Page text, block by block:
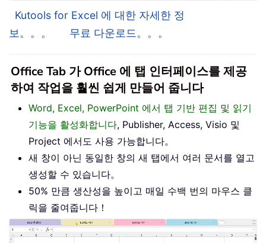
Kutools for Excel 에 대한 자세한 정
보。。。
무료 다운로드。。。
Office Tab 가 Office 에 탭 인터페이스를 제공
하여 작업을 훨씬 쉽게 만들어 줍니다
Word, Excel, PowerPoint 에서 탭 기반 편집 및 읽기
기능을 활성화합니다, Publisher, Access, Visio 및
Project 에서도 사용 가능합니다。
새 창이 아닌 동일한 창의 새 탭에서 여러 문서를 열고
생성할 수 있습니다。
50% 만큼 생산성을 높이고 매일 수백 번의 마우스 클
릭을 줄여줍니다！